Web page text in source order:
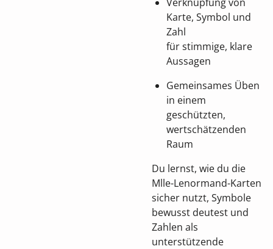
Karte, Symbol und
Zahl
für stimmige, klare
Aussagen
Gemeinsames Üben
in einem
geschützten,
wertschätzenden
Raum
Du lernst, wie du die
Mlle-Lenormand-Karten
sicher nutzt, Symbole
bewusst deutest und
Zahlen als
unterstützende